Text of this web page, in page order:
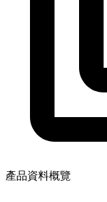
產品資料概覽